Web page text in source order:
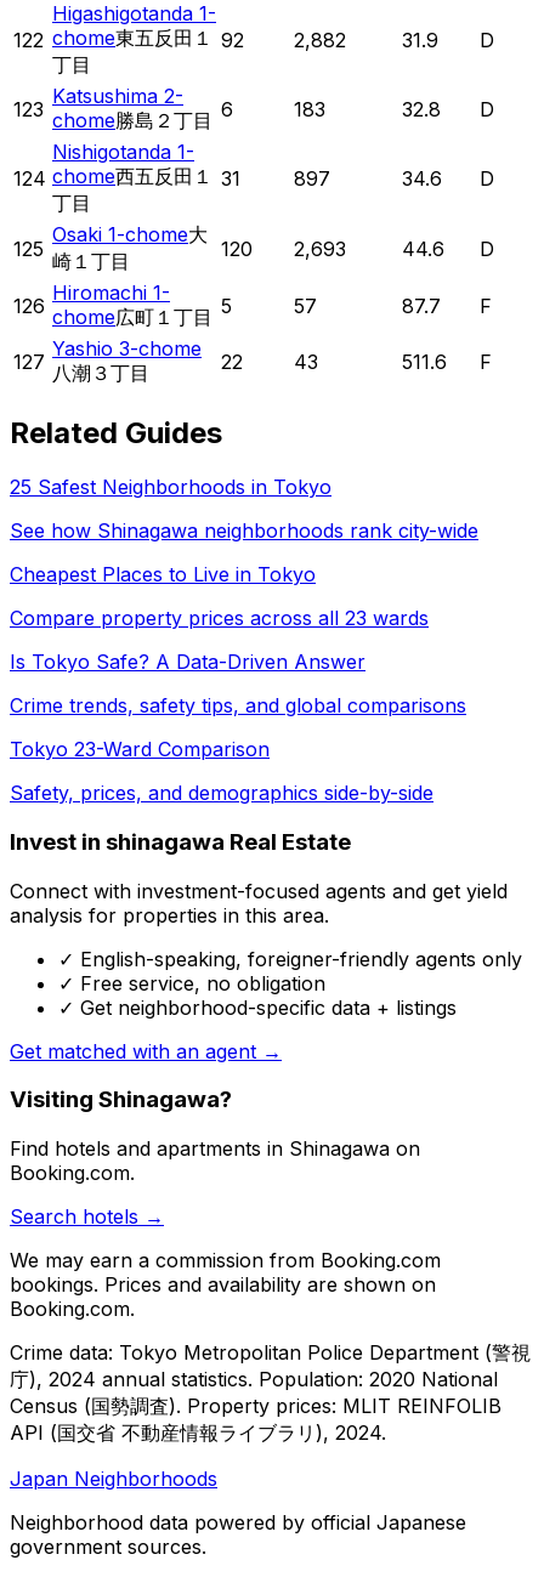
122
Higashigotanda 1-
chome東五反田１
丁目
92 2,882 31.9 D
123
Katsushima 2-
chome勝島２丁目 6 183 32.8 D
124
Nishigotanda 1-
chome西五反田１
丁目
31 897 34.6 D
125
Osaki 1-chome大
崎１丁目
120 2,693 44.6 D
126
Hiromachi 1-
chome広町１丁目 5 57 87.7 F
127
Yashio 3-chome
八潮３丁目
22 43 511.6 F
Related Guides
25 Safest Neighborhoods in Tokyo
See how Shinagawa neighborhoods rank city-wide
Cheapest Places to Live in Tokyo
Compare property prices across all 23 wards
Is Tokyo Safe? A Data-Driven Answer
Crime trends, safety tips, and global comparisons
Tokyo 23-Ward Comparison
Safety, prices, and demographics side-by-side
Invest in shinagawa Real Estate
Connect with investment-focused agents and get yield
analysis for properties in this area.
✓ English-speaking, foreigner-friendly agents only
✓ Free service, no obligation
✓ Get neighborhood-specific data + listings
Get matched with an agent →
Visiting Shinagawa?
Find hotels and apartments in Shinagawa on
Booking.com.
Search hotels →
We may earn a commission from Booking.com
bookings. Prices and availability are shown on
Booking.com.
Crime data: Tokyo Metropolitan Police Department (警視
庁), 2024 annual statistics. Population: 2020 National
Census (国勢調査). Property prices: MLIT REINFOLIB
API (国交省 不動産情報ライブラリ), 2024.
Japan Neighborhoods
Neighborhood data powered by official Japanese
government sources.